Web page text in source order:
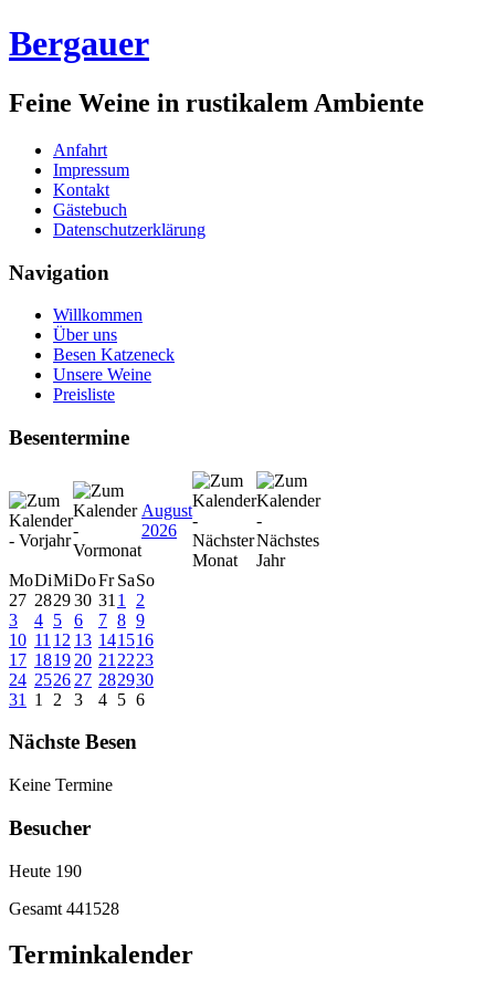
Bergauer
Feine Weine in rustikalem Ambiente
Anfahrt
Impressum
Kontakt
Gästebuch
Datenschutzerklärung
Navigation
Willkommen
Über uns
Besen Katzeneck
Unsere Weine
Preisliste
Besentermine
August
2026
MoDiMiDoFr SaSo
27 282930 31 1
2
3
4 5 6 7 8 9
10 11 12 13 141516
17 1819 20 21 2223
24 2526 27 282930
31
1 2 3 4 5 6
Nächste Besen
Keine Termine
Besucher
Heute 190
Gesamt 441528
Terminkalender